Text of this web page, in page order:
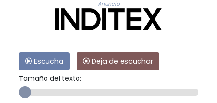
Anuncio
Escucha
Deja de escuchar
Tamaño del texto: